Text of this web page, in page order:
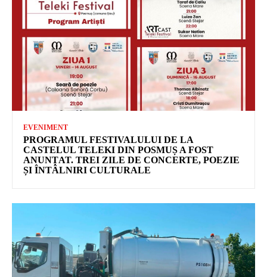
EVENIMENT
PROGRAMUL FESTIVALULUI DE LA
CASTELUL TELEKI DIN POSMUȘ A FOST
ANUNȚAT. TREI ZILE DE CONCERTE, POEZIE
ȘI ÎNTÂLNIRI CULTURALE